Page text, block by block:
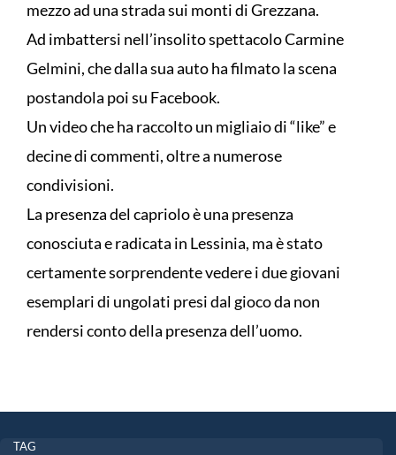
mezzo ad una strada sui monti di Grezzana.
Ad imbattersi nell’insolito spettacolo Carmine
Gelmini, che dalla sua auto ha filmato la scena
postandola poi su Facebook.
Un video che ha raccolto un migliaio di “like” e
decine di commenti, oltre a numerose
condivisioni.
La presenza del capriolo è una presenza
conosciuta e radicata in Lessinia, ma è stato
certamente sorprendente vedere i due giovani
esemplari di ungolati presi dal gioco da non
rendersi conto della presenza dell’uomo.
TAG